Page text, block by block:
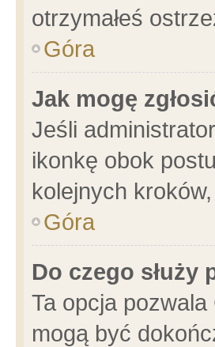
otrzymałeś
Góra
Jak mogę
Jeśli
ikonkę obok
kolejnych
Góra
Do czego
Ta opcja
mogą być